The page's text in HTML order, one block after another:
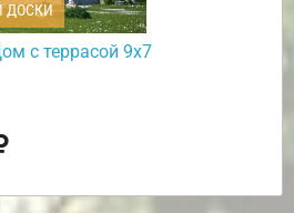
ДОСКИ
с террасой 9х7